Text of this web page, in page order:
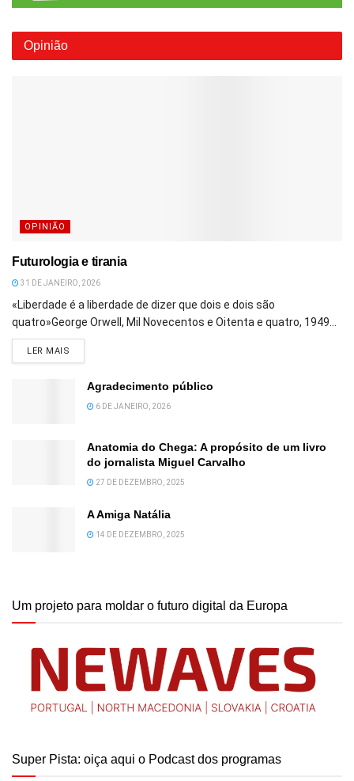
Opinião
OPINIÃO
Futurologia e tirania
31 DE JANEIRO, 2026
«Liberdade é a liberdade de dizer que dois e dois são
quatro»George Orwell, Mil Novecentos e Oitenta e quatro, 1949...
LER MAIS
Agradecimento público
6 DE JANEIRO, 2026
Anatomia do Chega: A propósito de um livro
do jornalista Miguel Carvalho
27 DE DEZEMBRO, 2025
A Amiga Natália
14 DE DEZEMBRO, 2025
Um projeto para moldar o futuro digital da Europa
Super Pista: oiça aqui o Podcast dos programas